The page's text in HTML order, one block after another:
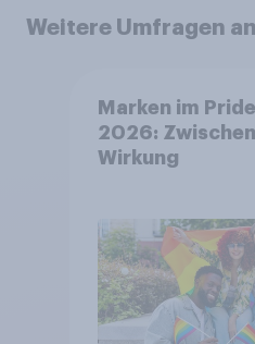
Weitere Umfragen
Marken im
2026:
Wirkung